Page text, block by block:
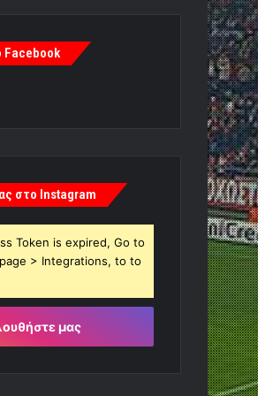
Facebook
στο Instagram
Token is expired, Go to
> Integrations, to to
μας